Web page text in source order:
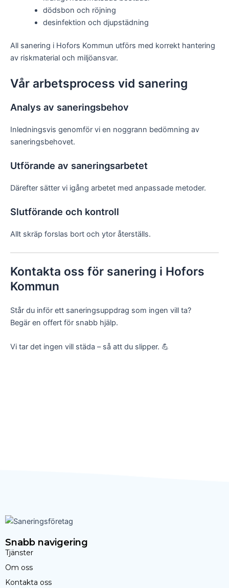
dödsbon och röjning
desinfektion och djupstädning
All sanering i Hofors Kommun utförs med korrekt hantering
av riskmaterial och miljöansvar.
Vår arbetsprocess vid sanering
Analys av saneringsbehov
Inledningsvis genomför vi en noggrann bedömning av
saneringsbehovet.
Utförande av saneringsarbetet
Därefter sätter vi igång arbetet med anpassade metoder.
Slutförande och kontroll
Allt skräp forslas bort och ytor återställs.
Kontakta oss för sanering i Hofors
Kommun
Står du inför ett saneringsuppdrag som ingen vill ta?
Begär en offert för snabb hjälp.
Vi tar det ingen vill städa – så att du slipper. 💪
Snabb navigering
Tjänster
Om oss
Kontakta oss